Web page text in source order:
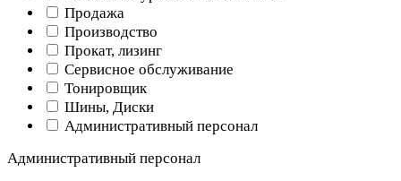
Продажа
Производство
Прокат, лизинг
Сервисное обслуживание
Тонировщик
Шины, Диски
Административный персонал
Административный персонал